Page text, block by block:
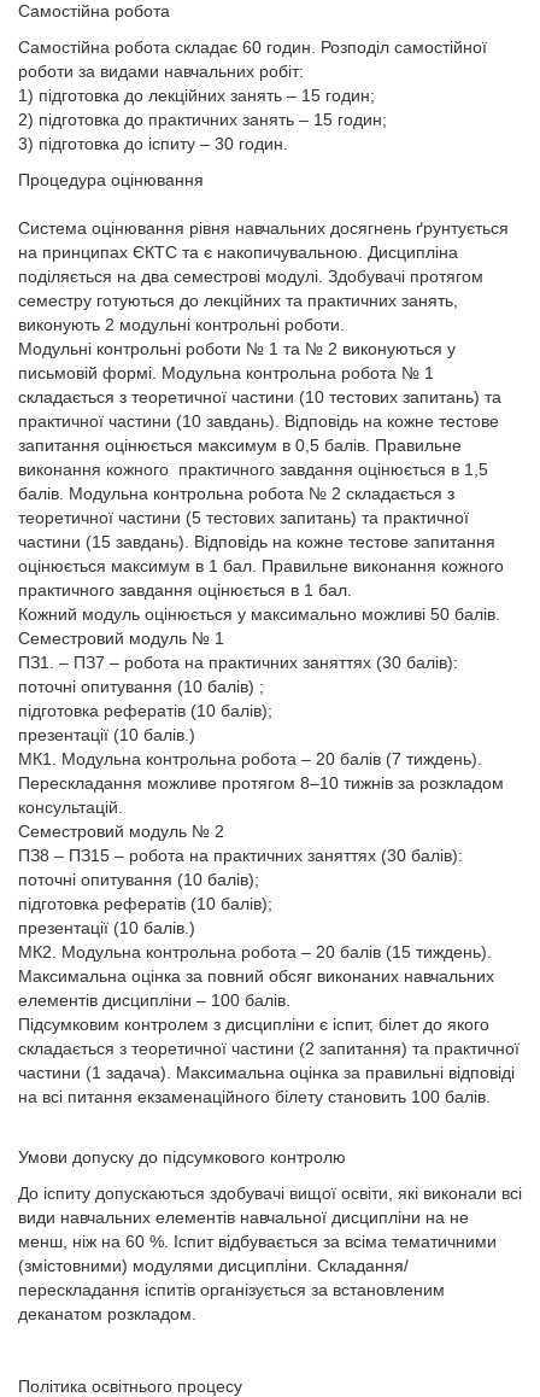
Самостійна робота
Самостійна робота складає 60 годин. Розподіл самостійної
роботи за видами навчальних робіт:
1) підготовка до лекційних занять – 15 годин;
2) підготовка до практичних занять – 15 годин;
3) підготовка до іспиту – 30 годин.
Процедура оцінювання
Система оцінювання рівня навчальних досягнень ґрунтується
на принципах ЄКТС та є накопичувальною. Дисципліна
поділяється на два семестрові модулі. Здобувачі протягом
семестру готуються до лекційних та практичних занять,
виконують 2 модульні контрольні роботи.
Модульні контрольні роботи № 1 та № 2 виконуються у
письмовій формі. Модульна контрольна робота № 1
складається з теоретичної частини (10 тестових запитань) та
практичної частини (10 завдань). Відповідь на кожне тестове
запитання оцінюється максимум в 0,5 балів. Правильне
виконання кожного практичного завдання оцінюється в 1,5
балів. Модульна контрольна робота № 2 складається з
теоретичної частини (5 тестових запитань) та практичної
частини (15 завдань). Відповідь на кожне тестове запитання
оцінюється максимум в 1 бал. Правильне виконання кожного
практичного завдання оцінюється в 1 бал.
Кожний модуль оцінюється у максимально можливі 50 балів.
Семестровий модуль № 1
ПЗ1. – ПЗ7 – робота на практичних заняттях (30 балів):
поточні опитування (10 балів) ;
підготовка рефератів (10 балів);
презентації (10 балів.)
МК1. Модульна контрольна робота – 20 балів (7 тиждень).
Перескладання можливе протягом 8–10 тижнів за розкладом
консультацій.
Семестровий модуль № 2
ПЗ8 – ПЗ15 – робота на практичних заняттях (30 балів):
поточні опитування (10 балів);
підготовка рефератів (10 балів);
презентації (10 балів.)
МК2. Модульна контрольна робота – 20 балів (15 тиждень).
Максимальна оцінка за повний обсяг виконаних навчальних
елементів дисципліни – 100 балів.
Підсумковим контролем з дисципліни є іспит, білет до якого
складається з теоретичної частини (2 запитання) та практичної
частини (1 задача). Максимальна оцінка за правильні відповіді
на всі питання екзаменаційного білету становить 100 балів.
Умови допуску до підсумкового контролю
До іспиту допускаються здобувачі вищої освіти, які виконали всі
види навчальних елементів навчальної дисципліни на не
менш, ніж на 60 %. Іспит відбувається за всіма тематичними
(змістовними) модулями дисципліни. Складання/
перескладання іспитів організується за встановленим
деканатом розкладом.
Політика освітнього процесу